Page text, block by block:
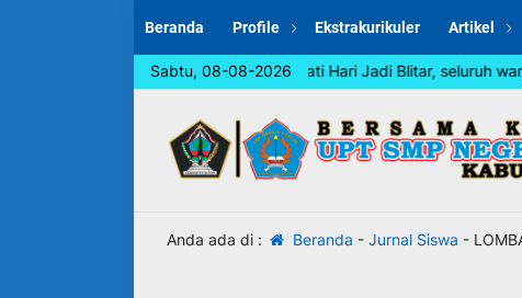
Beranda Profile Ekstrakurikuler Artikel
Sabtu, 08-08-2026
Dalam rangka memperingati Hari Jadi Blitar, seluruh
Anda ada di : Beranda - Jurnal Siswa -